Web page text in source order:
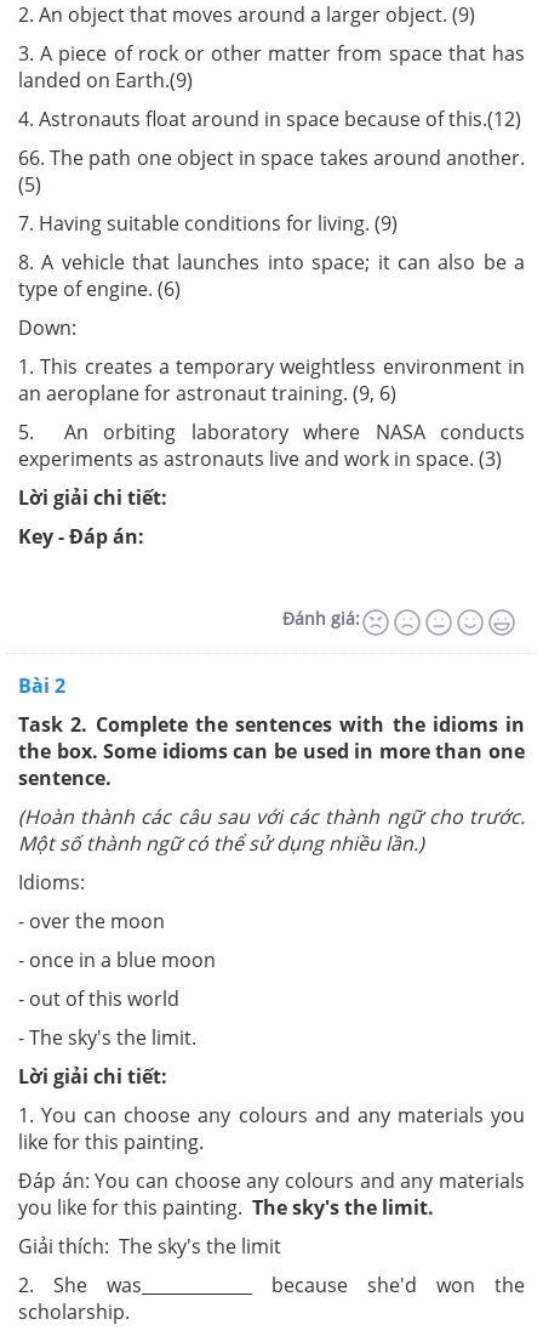
2. An object that moves around a larger object. (9)
3. A piece of rock or other matter from space that has
landed on Earth.(9)
4. Astronauts float around in space because of this.(12)
66. The path one object in space takes around another.
(5)
7. Having suitable conditions for living. (9)
8. A vehicle that launches into space; it can also be a
type of engine. (6)
Down:
1. This creates a temporary weightless environment in
an aeroplane for astronaut training. (9, 6)
5. An orbiting laboratory where NASA conducts
experiments as astronauts live and work in space. (3)
Lời giải chi tiết:
Key - Đáp án:
Đánh giá:
Bài 2
Task 2. Complete the sentences with the idioms in
the box. Some idioms can be used in more than one
sentence.
(Hoàn thành các câu sau với các thành ngữ cho trước.
Một số thành ngữ có thể sử dụng nhiều lần.)
Idioms:
- over the moon
- once in a blue moon
- out of this world
- The sky's the limit.
Lời giải chi tiết:
1. You can choose any colours and any materials you
like for this painting.
Đáp án: You can choose any colours and any materials
you like for this painting. The sky's the limit.
Giải thích: The sky's the limit
2. She was_____________ because she'd won the
scholarship.